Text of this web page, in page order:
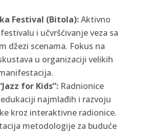
Festival (Bitola):Aktivno
i učvršćivanje veza sa
džezi scenama. Fokus na
u organizaciji velikih
for Kids”:Radnionice
najmlađih i razvoju
kroz interaktivne radionice.
metodologije za buduće